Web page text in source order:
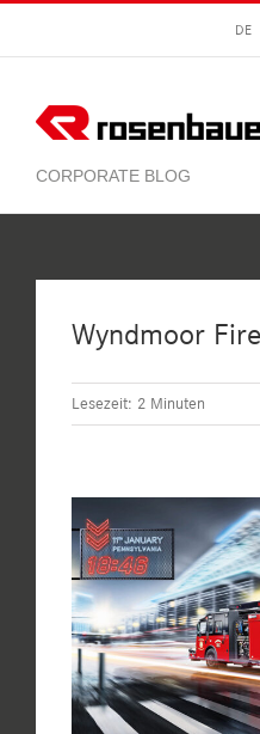
springen
DE
Wyndmoor
Lesezeit: 2 Minuten
grösseres
Bild